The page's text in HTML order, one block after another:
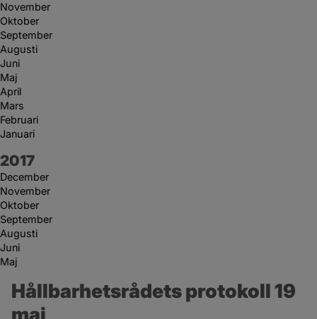
November
Oktober
September
Augusti
Juni
Maj
April
Mars
Februari
Januari
År:
2017
December
November
Oktober
September
Augusti
Juni
Maj
Hållbarhetsrådets protokoll 19